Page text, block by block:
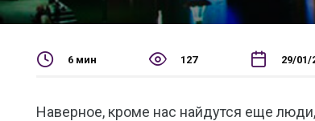
6 мин 127 29/01/
Наверное, кроме нас найдутся еще